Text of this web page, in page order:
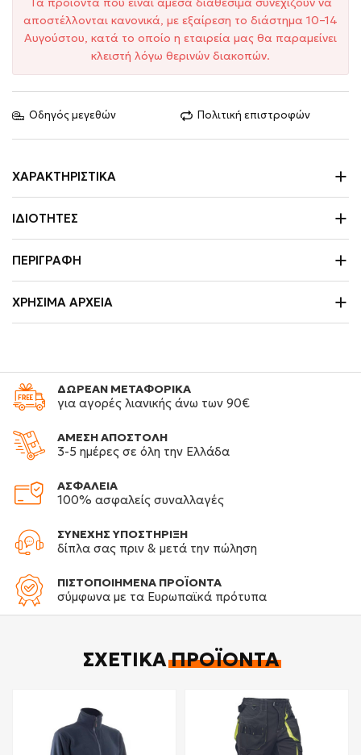
αποστέλλονται κανονικά, με εξαίρεση το διάστημα 10–14
Αυγούστου, κατά το οποίο η εταιρεία μας θα παραμείνει
κλειστή λόγω θερινών διακοπών.
Οδηγός μεγεθών Πολιτική επιστροφών
ΧΑΡΑΚΤΗΡΙΣΤΙΚΆ
ΙΔΙΌΤΗΤΕΣ
ΠΕΡΙΓΡΑΦΉ
ΧΡΉΣΙΜΑ ΑΡΧΕΊΑ
ΔΩΡΕΑΝ ΜΕΤΑΦΟΡΙΚΑ
για αγορές λιανικής άνω των 90€
ΑΜΕΣΗ ΑΠΟΣΤΟΛΗ
3-5 ημέρες σε όλη την Ελλάδα
ΑΣΦΑΛΕΙΑ
100% ασφαλείς συναλλαγές
ΣΥΝΕΧΗΣ ΥΠΟΣΤΗΡΙΞΗ
δίπλα σας πριν & μετά την πώληση
ΠΙΣΤΟΠΟΙΗΜΕΝΑ ΠΡΟΪΟΝΤΑ
σύμφωνα με τα Ευρωπαϊκά πρότυπα
ΣΧΕΤΙΚΆΠΡΟΪΌΝΤΑ